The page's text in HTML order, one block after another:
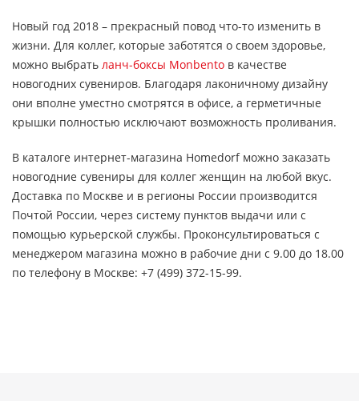
Новый год 2018 – прекрасный повод что-то изменить в
жизни. Для коллег, которые заботятся о своем здоровье,
можно выбрать ланч-боксы Monbento в качестве
новогодних сувениров. Благодаря лаконичному дизайну
они вполне уместно смотрятся в офисе, а герметичные
крышки полностью исключают возможность проливания.
В каталоге интернет-магазина Homedorf можно заказать
новогодние сувениры для коллег женщин на любой вкус.
Доставка по Москве и в регионы России производится
Почтой России, через систему пунктов выдачи или с
помощью курьерской службы. Проконсультироваться с
менеджером магазина можно в рабочие дни с 9.00 до 18.00
по телефону в Москве: +7 (499) 372-15-99.